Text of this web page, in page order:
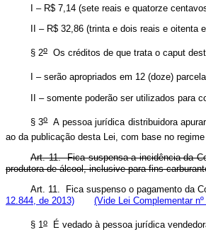
I – R$ 7,14 (sete reais e quatorze
II – R$ 32,86 (trinta e dois reais e oitenta
§ 2o Os créditos de que trata o caput
I – serão apropriados em 12 (doze)
II – somente poderão ser utilizados para
§ 3oA pessoa jurídica distribuidora
ao da publicação desta Lei, com base no
Art. 11. Fica suspensa a incidência da
produtora de álcool, inclusive para fins
Art. 11. Fica suspenso o pagamento da
12.844, de 2013)
(Vide Lei Complementar
§ 1o É vedado à pessoa jurídica